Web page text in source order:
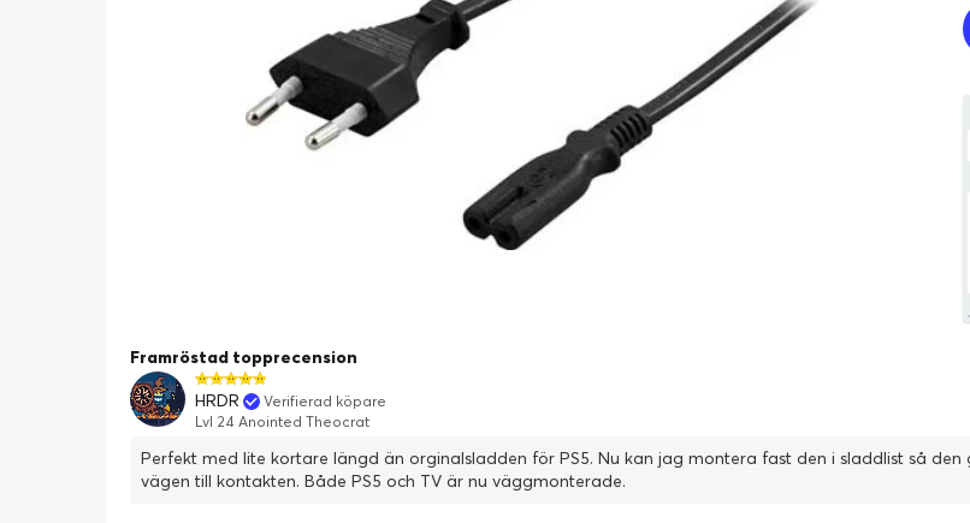
Framröstad topprecension
HRDR
Verifierad köpare
Lvl 24 Anointed Theocrat
Perfekt med lite kortare längd än orginalsladden för PS5. Nu kan jag montera fast den i sladdlist så den
vägen till kontakten. Både PS5 och TV är nu väggmonterade.